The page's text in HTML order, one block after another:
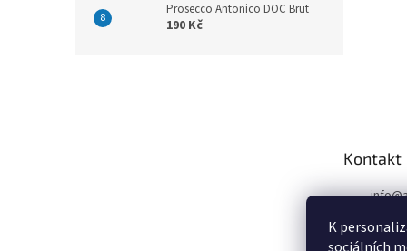
K
Prosecco Antonico DOC Brut
190 Kč
Kontakt
info@
724